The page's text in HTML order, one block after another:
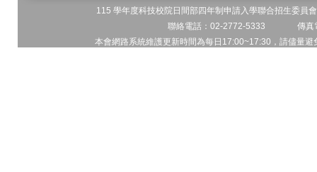
115 學年度科技校院日間部四年制申請入學聯合招生委
聯絡電話：02-2772-5333 傳
本會網路系統維護更新時間為每日17:00~17:30，請儘量